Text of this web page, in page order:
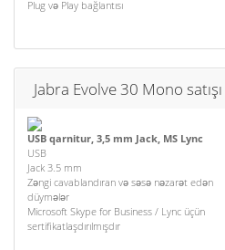
Plug və Play bağlantısı
Jabra Evolve 30 Mono satışı
USB qarnitur, 3,5 mm Jack, MS Lync
USB
Jack 3.5 mm
Zəngi cavablandıran və səsə nəzarət edən
düymələr
Microsoft Skype for Business / Lync üçün
sertifikatlaşdırılmışdır